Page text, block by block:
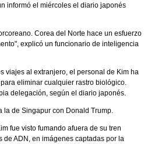
informó el miércoles el diario japonés
Corea del Norte hace un esfuerzo
explicó un funcionario de inteligencia
viajes al extranjero, el personal de Kim ha
eliminar cualquier rastro biológico.
delegación, según el diario japonés.
de Singapur con Donald Trump.
fue visto fumando afuera de su tren
ADN, en imágenes captadas por la